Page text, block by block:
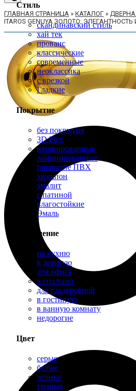
Стиль
скандинавский стиль
хай тек
прованс
классические
современные
неоклассика
с врезкой
Гладкие
Покрытие
без покрытия
3D Flex
шпонированные
ламинированные
покрытие ПВХ
экошпон
эмалит
с патиной
влагостойкие
Эмаль
Назначение
на кухню
в детскую
для офиса
в спальню
для гардеробной
в гостиную
в ванную комнату
недорогие
Цвет
серые
белые
черные
темные
ГЛАВНАЯ СТРАНИЦА » КАТАЛОГ »
ITAROS GENUYA ЗОЛОТО: